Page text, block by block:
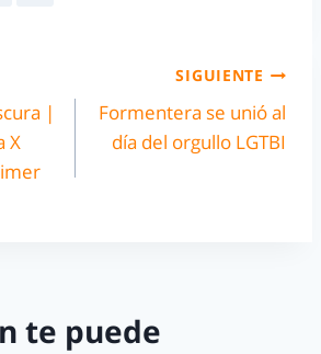
|
X
SIGUIENTE
Formentera se unió al
día del orgullo LGTBI
te puede